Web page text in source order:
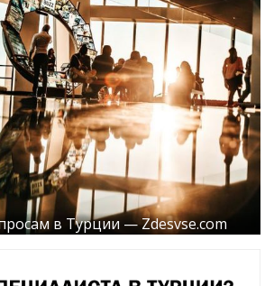
в Турции — Zdesvse.com